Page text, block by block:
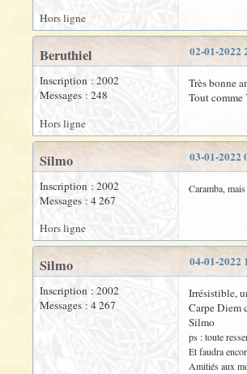
Hors ligne
02-01-2022
Beruthiel
Inscription : 2002
Messages : 248
Très bonne
Tout
Hors ligne
03-01-2022
Silmo
Inscription : 2002
Messages : 4 267
Caramba,
Hors ligne
04-01-2022
Silmo
Inscription : 2002
Messages : 4 267
Irrésistible,
Carpe Diem
Silmo
ps : toute
Et faudra
Amitiés aux